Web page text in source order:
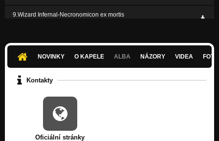
9.Wizard Infernal-Necronomicon ex mortis
NOVINKY
O KAPELE ALBA NÁZORY VIDEA
Kontakty
Oficiální stránky